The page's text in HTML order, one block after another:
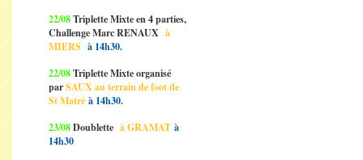
22/08Triplette Mixte en 4 parties,
Challenge Marc RENAUX à
MIERS à 14h30.
22/08Triplette Mixte organisé
parSAUX au terrain de foot de
St Matré à 14h30.
23/08Doublette à GRAMAT à
14h30